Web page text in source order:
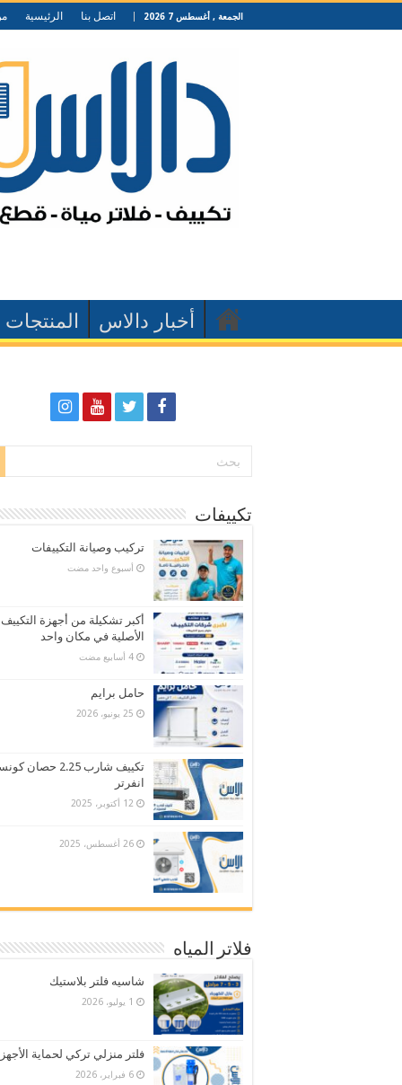
الجمعة , أغسطس 7 2026 اتصل بنا الرئيسية
أخبار دالاس المنتجات
تكييفات
تركيب وصيانة التكييفات
‏أسبوع واحد مضت
أكبر تشكيلة من أجهزة التكييف
الأصلية في مكان واحد
حامل برايم
25 يونيو، 2026
تكييف شارب 2.25 حصان
انفرتر
12 أكتوبر، 2025
26 أغسطس، 2025
فلاتر المياه
شاسيه فلتر بلاستيك
1 يوليو، 2026
فلتر منزلي تركي لحماية
6 فبراير، 2026